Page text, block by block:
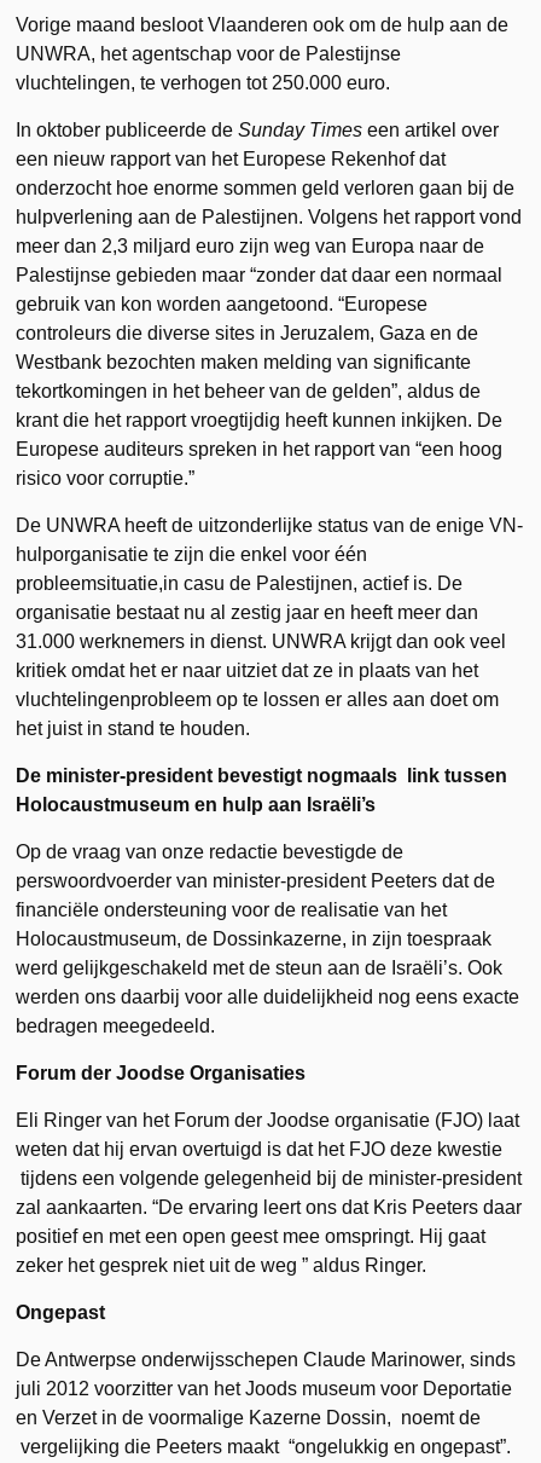
Vorige maand besloot Vlaanderen ook om de hulp aan de
UNWRA, het agentschap voor de Palestijnse
vluchtelingen, te verhogen tot 250.000 euro.
In oktober publiceerde deSunday Times een artikel over
een nieuw rapport van het Europese Rekenhof dat
onderzocht hoe enorme sommen geld verloren gaan bij de
hulpverlening aan de Palestijnen. Volgens het rapport vond
meer dan 2,3 miljard euro zijn weg van Europa naar de
Palestijnse gebieden maar “zonder dat daar een normaal
gebruik van kon worden aangetoond. “Europese
controleurs die diverse sites in Jeruzalem, Gaza en de
Westbank bezochten maken melding van significante
tekortkomingen in het beheer van de gelden”, aldus de
krant die het rapport vroegtijdig heeft kunnen inkijken. De
Europese auditeurs spreken in het rapport van “een hoog
risico voor corruptie.”
De UNWRA heeft de uitzonderlijke status van de enige VN-
hulporganisatie te zijn die enkel voor één
probleemsituatie,in casu de Palestijnen, actief is. De
organisatie bestaat nu al zestig jaar en heeft meer dan
31.000 werknemers in dienst. UNWRA krijgt dan ook veel
kritiek omdat het er naar uitziet dat ze in plaats van het
vluchtelingenprobleem op te lossen er alles aan doet om
het juist in stand te houden.
De minister-president bevestigt nogmaals link tussen
Holocaustmuseum en hulp aan Israëli’s
Op de vraag van onze redactie bevestigde de
perswoordvoerder van minister-president Peeters dat de
financiële ondersteuning voor de realisatie van het
Holocaustmuseum, de Dossinkazerne, in zijn toespraak
werd gelijkgeschakeld met de steun aan de Israëli’s. Ook
werden ons daarbij voor alle duidelijkheid nog eens exacte
bedragen meegedeeld.
Forum der Joodse Organisaties
Eli Ringer van het Forum der Joodse organisatie (FJO) laat
weten dat hij ervan overtuigd is dat het FJO deze kwestie
tijdens een volgende gelegenheid bij de minister-president
zal aankaarten. “De ervaring leert ons dat Kris Peeters daar
positief en met een open geest mee omspringt. Hij gaat
zeker het gesprek niet uit de weg ” aldus Ringer.
Ongepast
De Antwerpse onderwijsschepen Claude Marinower, sinds
juli 2012 voorzitter van het Joods museum voor Deportatie
en Verzet in de voormalige Kazerne Dossin, noemt de
vergelijking die Peeters maakt “ongelukkig en ongepast”.